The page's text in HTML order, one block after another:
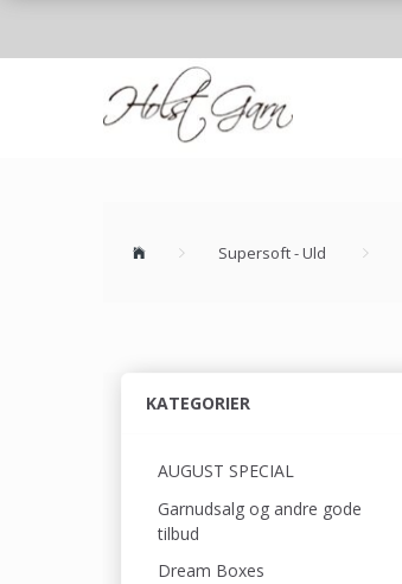
Supersoft - Uld
KATEGORIER
AUGUST SPECIAL
Garnudsalg og andre gode
tilbud
Dream Boxes